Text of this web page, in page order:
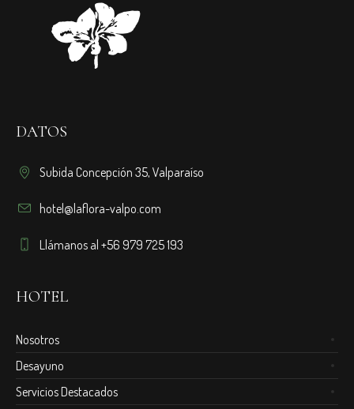
DATOS
Subida Concepción 35, Valparaíso
hotel@laflora-valpo.com
Llámanos al +56 979 725 193
HOTEL
Nosotros
Desayuno
Servicios Destacados